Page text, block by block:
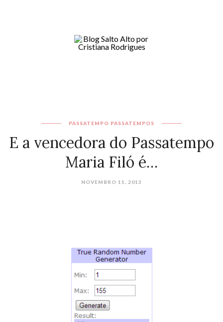
PASSATEMPO PASSATEMPOS
E a vencedora do Passatempo
Maria Filó é…
NOVEMBRO 11, 2013